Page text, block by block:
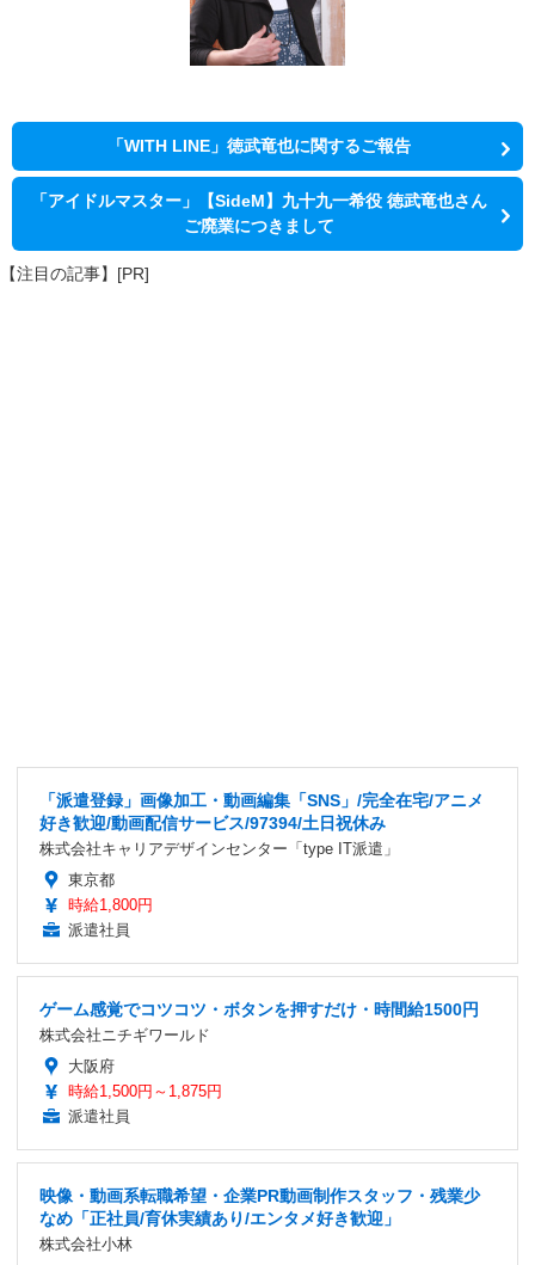
「WITH LINE」徳武竜也に関するご報告
「アイドルマスター」【SideM】九十九一希役 徳武竜也さん
ご廃業につきまして
【注目の記事】[PR]
「派遣登録」画像加工・動画編集「SNS」/完全在宅/アニメ
好き歓迎/動画配信サービス/97394/土日祝休み
株式会社キャリアデザインセンター「type IT派遣」
東京都
時給1,800円
派遣社員
ゲーム感覚でコツコツ・ボタンを押すだけ・時間給1500円
株式会社ニチギワールド
大阪府
時給1,500円～1,875円
派遣社員
映像・動画系転職希望・企業PR動画制作スタッフ・残業少
なめ「正社員/育休実績あり/エンタメ好き歓迎」
株式会社小林